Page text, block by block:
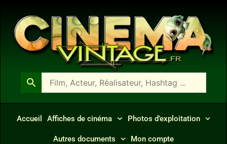
Accueil Affiches de cinéma Photos d’exploitation
Autres documents Mon compte